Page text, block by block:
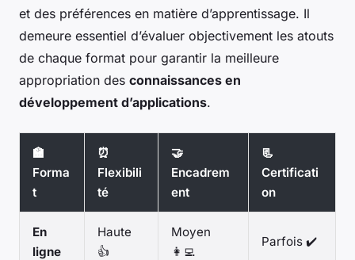
et des préférences en matière d’apprentissage. Il
demeure essentiel d’évaluer objectivement les atouts
de chaque format pour garantir la meilleure
appropriation des connaissances en
développement d’applications.
🏫
Forma
t
⏰
Flexibili
té
🤝
Encadrem
ent
📃
Certificati
on
En
ligne
Haute
👍
Moyen
👩‍💻
Parfois ✔️